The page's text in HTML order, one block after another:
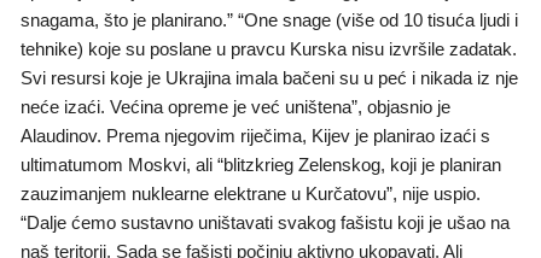
snagama, što je planirano.” “One snage (više od 10 tisuća ljudi i
tehnike) koje su poslane u pravcu Kurska nisu izvršile zadatak.
Svi resursi koje je Ukrajina imala bačeni su u peć i nikada iz nje
neće izaći. Većina opreme je već uništena”, objasnio je
Alaudinov. Prema njegovim riječima, Kijev je planirao izaći s
ultimatumom Moskvi, ali “blitzkrieg Zelenskog, koji je planiran
zauzimanjem nuklearne elektrane u Kurčatovu”, nije uspio.
“Dalje ćemo sustavno uništavati svakog fašistu koji je ušao na
naš teritorij. Sada se fašisti počinju aktivno ukopavati. Ali